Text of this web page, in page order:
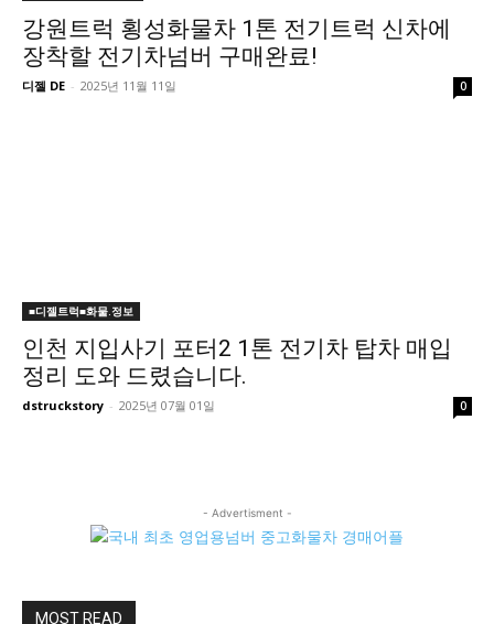
강원트럭 횡성화물차 1톤 전기트럭 신차에
장착할 전기차넘버 구매완료!
디젤 DE - 2025년 11월 11일 0
■디젤트럭■화물.정보
인천 지입사기 포터2 1톤 전기차 탑차 매입
정리 도와 드렸습니다.
dstruckstory - 2025년 07월 01일 0
- Advertisment -
MOST READ